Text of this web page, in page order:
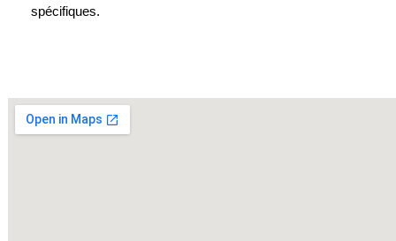
spécifiques.